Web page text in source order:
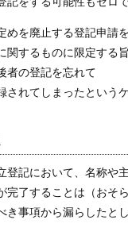
めを廃止する登記申請
関するものに限定する
者の登記を忘れて
されてしまったという
登記において、名称や
完了することは（おそ
き事項から漏らしたと